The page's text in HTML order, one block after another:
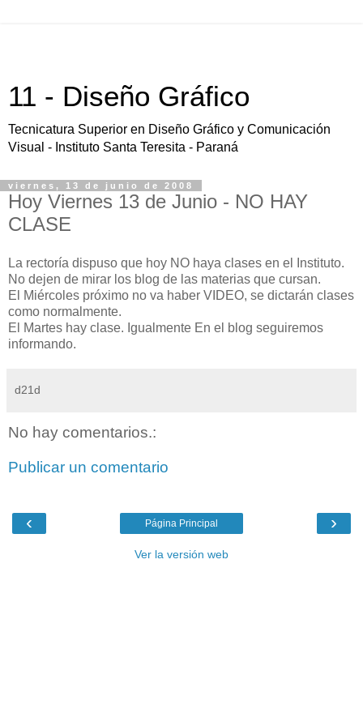
11 - Diseño Gráfico
Tecnicatura Superior en Diseño Gráfico y Comunicación
Visual - Instituto Santa Teresita - Paraná
viernes, 13 de junio de 2008
Hoy Viernes 13 de Junio - NO HAY
CLASE
La rectoría dispuso que hoy NO haya clases en el Instituto.
No dejen de mirar los blog de las materias que cursan.
El Miércoles próximo no va haber VIDEO, se dictarán clases
como normalmente.
El Martes hay clase. Igualmente En el blog seguiremos
informando.
d21d
No hay comentarios.:
Publicar un comentario
‹ ›
Página Principal
Ver la versión web